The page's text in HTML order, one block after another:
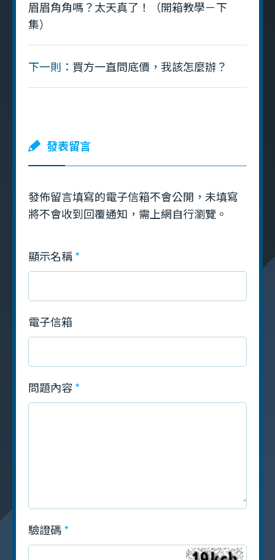
眉眉角角嗎？太天真了！（開箱教學－下
集）
下一則： 買方一直問底價，我該怎麼辦？
發表留言
發佈留言填寫的電子信箱不會公開，未填寫
將不會收到回覆通知，需上網自行瀏覽。
顯示名稱
電子信箱
問題內容
驗證碼